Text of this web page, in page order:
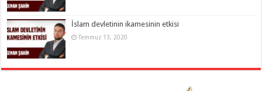
İslam devletinin ikamesinin etkisi
Temmuz 13, 2020